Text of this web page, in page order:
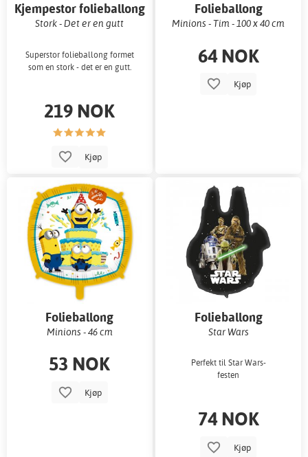
Kjempestor folieballong
Stork - Det er en gutt
Superstor folieballong formet
som en stork - det er en gutt.
219 NOK
Kjøp
Folieballong
Minions - Tim - 100 x 40 cm
64 NOK
Kjøp
Folieballong
Minions - 46 cm
53 NOK
Kjøp
Folieballong
Star Wars
Perfekt til Star Wars-
festen
74 NOK
Kjøp